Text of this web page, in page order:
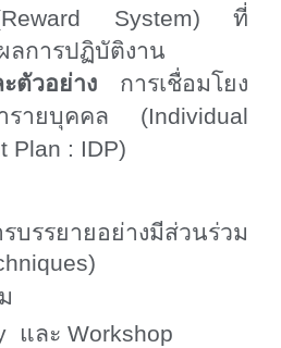
Reward System)ที่
ลการปฏิบัติงาน
ตัวอย่าง
การเชื่อมโยง
รายบุคคล (Individual
Plan : IDP)
รบรรยายอย่างมีส่วนร่วม
และ Workshop